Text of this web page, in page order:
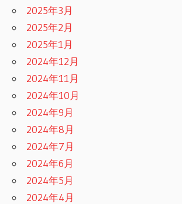
2025年3月
2025年2月
2025年1月
2024年12月
2024年11月
2024年10月
2024年9月
2024年8月
2024年7月
2024年6月
2024年5月
2024年4月